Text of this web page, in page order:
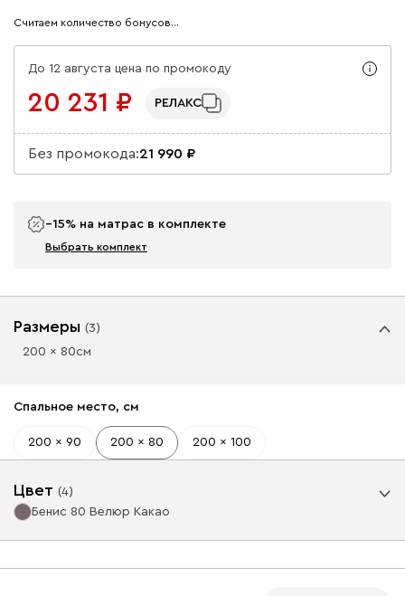
Считаем количество бонусов…
До 12 августа цена по промокоду
20 231 РЕЛАКС
Без промокода:21 990
−15% на матрас в комплекте
Выбрать комплект
Размеры (3)
200 x 80см
Спальное место, см
200 x 90 200 x 80 200 x 100
Цвет (4)
Бенис 80 Велюр Какао